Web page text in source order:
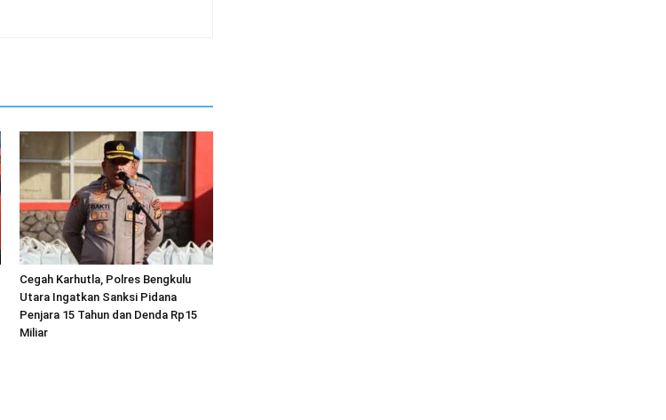
Cegah Karhutla, Polres Bengkulu
Utara Ingatkan Sanksi Pidana
Penjara 15 Tahun dan Denda Rp15
Miliar